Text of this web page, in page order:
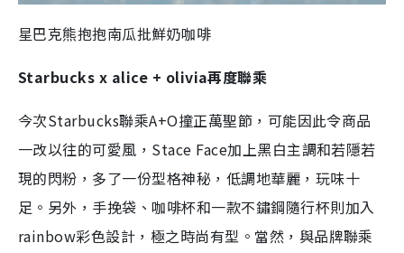
星巴克熊抱抱南瓜批鮮奶咖啡
Starbucks x alice + olivia再度聯乘
今次Starbucks聯乘A+O撞正萬聖節，可能因此令商品
一改以往的可愛風，Stace Face加上黑白主調和若隱若
現的閃粉，多了一份型格神秘，低調地華麗，玩味十
足。另外，手挽袋、咖啡杯和一款不鏽鋼隨行杯則加入
rainbow彩色設計，極之時尚有型。當然，與品牌聯乘